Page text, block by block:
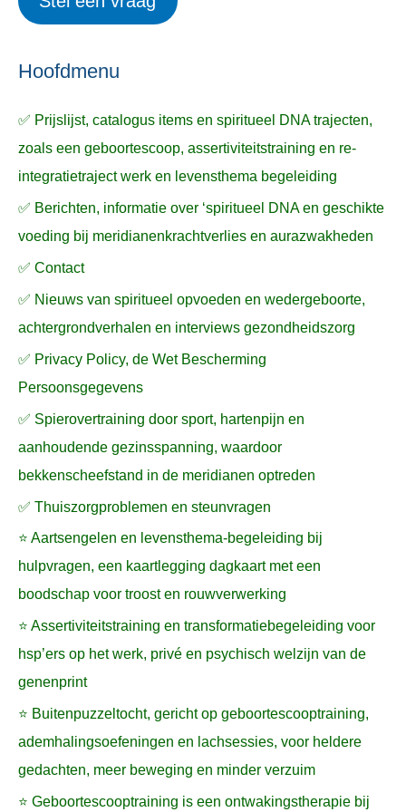
e
n
k
a
r
:
Hoofdmenu
✅ Prijslijst, catalogus items en spiritueel DNA trajecten,
zoals een geboortescoop, assertiviteitstraining en re-
integratietraject werk en levensthema begeleiding
✅ Berichten, informatie over ‘spiritueel DNA en geschikte
voeding bij meridianenkrachtverlies en aurazwakheden
✅ Contact
✅ Nieuws van spiritueel opvoeden en wedergeboorte,
achtergrondverhalen en interviews gezondheidszorg
✅ Privacy Policy, de Wet Bescherming
Persoonsgegevens
✅ Spierovertraining door sport, hartenpijn en
aanhoudende gezinsspanning, waardoor
bekkenscheefstand in de meridianen optreden
✅ Thuiszorgproblemen en steunvragen
⭐ Aartsengelen en levensthema-begeleiding bij
hulpvragen, een kaartlegging dagkaart met een
boodschap voor troost en rouwverwerking
⭐ Assertiviteitstraining en transformatiebegeleiding voor
hsp’ers op het werk, privé en psychisch welzijn van de
genenprint
⭐ Buitenpuzzeltocht, gericht op geboortescooptraining,
ademhalingsoefeningen en lachsessies, voor heldere
gedachten, meer beweging en minder verzuim
⭐ Geboortescooptraining is een ontwakingstherapie bij
p
n